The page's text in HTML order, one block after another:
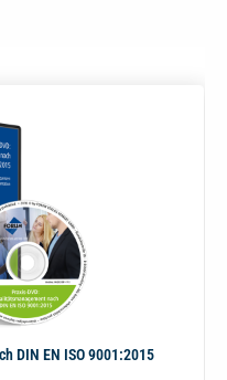
DIN EN ISO 9001:2015